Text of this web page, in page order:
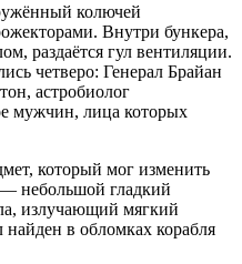
колючей
Внутри бункера,
раздаётся гул вентиляции.
четверо: Генерал Брайан
астробиолог
мужчин, лица которых
который мог изменить
— небольшой гладкий
излучающий мягкий
найден в обломках корабля